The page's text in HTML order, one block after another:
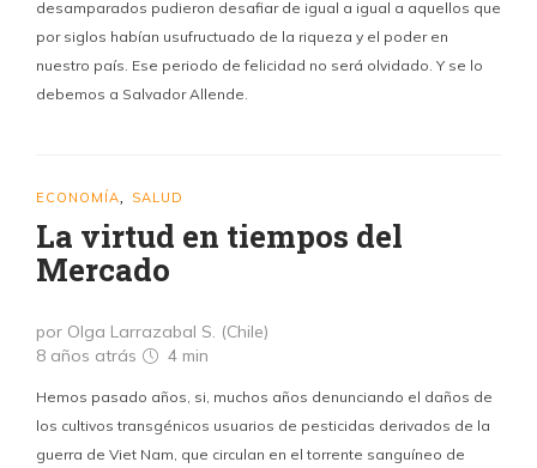
desamparados pudieron desafiar de igual a igual a aquellos que
por siglos habían usufructuado de la riqueza y el poder en
nuestro país. Ese periodo de felicidad no será olvidado. Y se lo
debemos a Salvador Allende.
ECONOMÍA SALUD
La virtud en tiempos del
Mercado
por Olga Larrazabal S. (Chile)
8 años atrás
4 min
Hemos pasado años, si, muchos años denunciando el daños de
los cultivos transgénicos usuarios de pesticidas derivados de la
guerra de Viet Nam, que circulan en el torrente sanguíneo de